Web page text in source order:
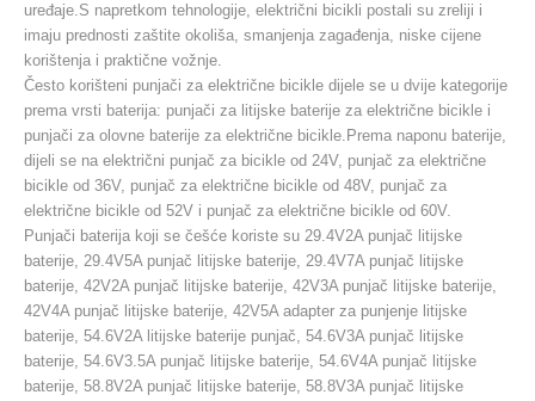
uređaje.S napretkom tehnologije, električni bicikli postali su zreliji i
imaju prednosti zaštite okoliša, smanjenja zagađenja, niske cijene
korištenja i praktične vožnje.
Često korišteni punjači za električne bicikle dijele se u dvije kategorije
prema vrsti baterija: punjači za litijske baterije za električne bicikle i
punjači za olovne baterije za električne bicikle.Prema naponu baterije,
dijeli se na električni punjač za bicikle od 24V, punjač za električne
bicikle od 36V, punjač za električne bicikle od 48V, punjač za
električne bicikle od 52V i punjač za električne bicikle od 60V.
Punjači baterija koji se češće koriste su 29.4V2A punjač litijske
baterije, 29.4V5A punjač litijske baterije, 29.4V7A punjač litijske
baterije, 42V2A punjač litijske baterije, 42V3A punjač litijske baterije,
42V4A punjač litijske baterije, 42V5A adapter za punjenje litijske
baterije, 54.6V2A litijske baterije punjač, ​​54.6V3A punjač litijske
baterije, 54.6V3.5A punjač litijske baterije, 54.6V4A punjač litijske
baterije, 58.8V2A punjač litijske baterije, 58.8V3A punjač litijske